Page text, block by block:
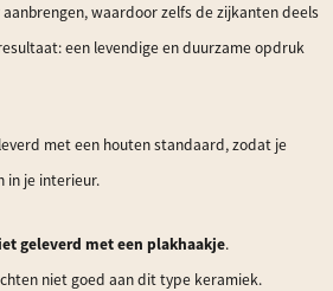
waardoor zelfs de zijkanten deels
een levendige en duurzame opdruk
met een houten standaard, zodat je
in je interieur.
geleverd met een plakhaakje.
niet goed aan dit type keramiek.